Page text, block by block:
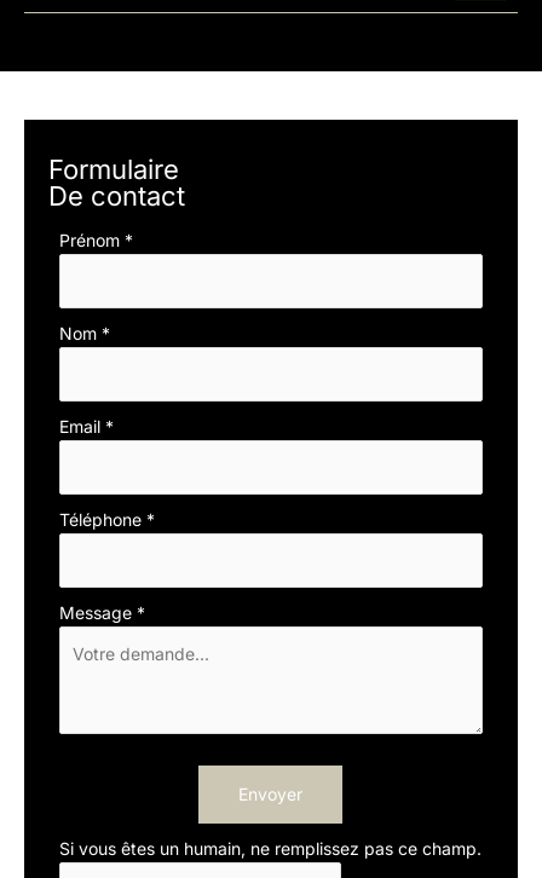
Formulaire
De contact
Formulaire
Prénom *
Nom *
Email *
Téléphone *
Message *
Envoyer
Si vous êtes un humain, ne remplissez pas ce champ.